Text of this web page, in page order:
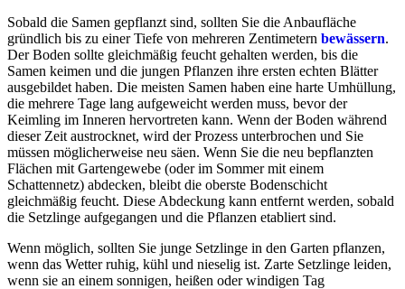
Sobald die Samen gepflanzt sind, sollten Sie die Anbaufläche
gründlich bis zu einer Tiefe von mehreren Zentimetern bewässern.
Der Boden sollte gleichmäßig feucht gehalten werden, bis die
Samen keimen und die jungen Pflanzen ihre ersten echten Blätter
ausgebildet haben. Die meisten Samen haben eine harte Umhüllung,
die mehrere Tage lang aufgeweicht werden muss, bevor der
Keimling im Inneren hervortreten kann. Wenn der Boden während
dieser Zeit austrocknet, wird der Prozess unterbrochen und Sie
müssen möglicherweise neu säen. Wenn Sie die neu bepflanzten
Flächen mit Gartengewebe (oder im Sommer mit einem
Schattennetz) abdecken, bleibt die oberste Bodenschicht
gleichmäßig feucht. Diese Abdeckung kann entfernt werden, sobald
die Setzlinge aufgegangen und die Pflanzen etabliert sind.
Wenn möglich, sollten Sie junge Setzlinge in den Garten pflanzen,
wenn das Wetter ruhig, kühl und nieselig ist. Zarte Setzlinge leiden,
wenn sie an einem sonnigen, heißen oder windigen Tag